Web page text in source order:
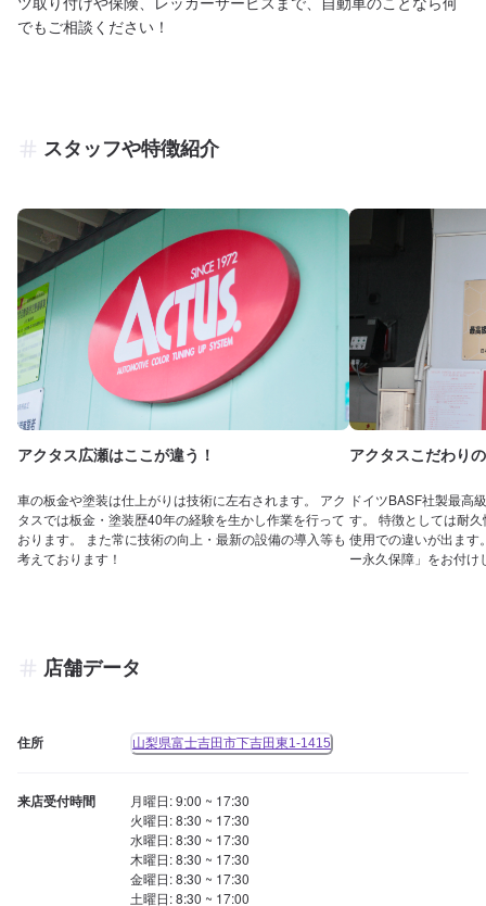
でもご相談ください！
スタッフや特徴紹介
アクタス広瀬はここが違う！
車の板金や塗装は仕上がりは技術に左右されます。 アク
タスでは板金・塗装歴40年の経験を生かし作業を行って
おります。 また常に技術の向上・最新の設備の導入等も
考えております！
アクタスこだわり
ドイツBASF社製最高
す。 特徴としては耐
使用での違いが出ます
ー永久保障」をお付け
店舗データ
住所 山梨県富士吉田市下吉田東1-1415
来店受付時間
月曜日: 9:00 ~ 17:30
火曜日: 8:30 ~ 17:30
水曜日: 8:30 ~ 17:30
木曜日: 8:30 ~ 17:30
金曜日: 8:30 ~ 17:30
土曜日: 8:30 ~ 17:00